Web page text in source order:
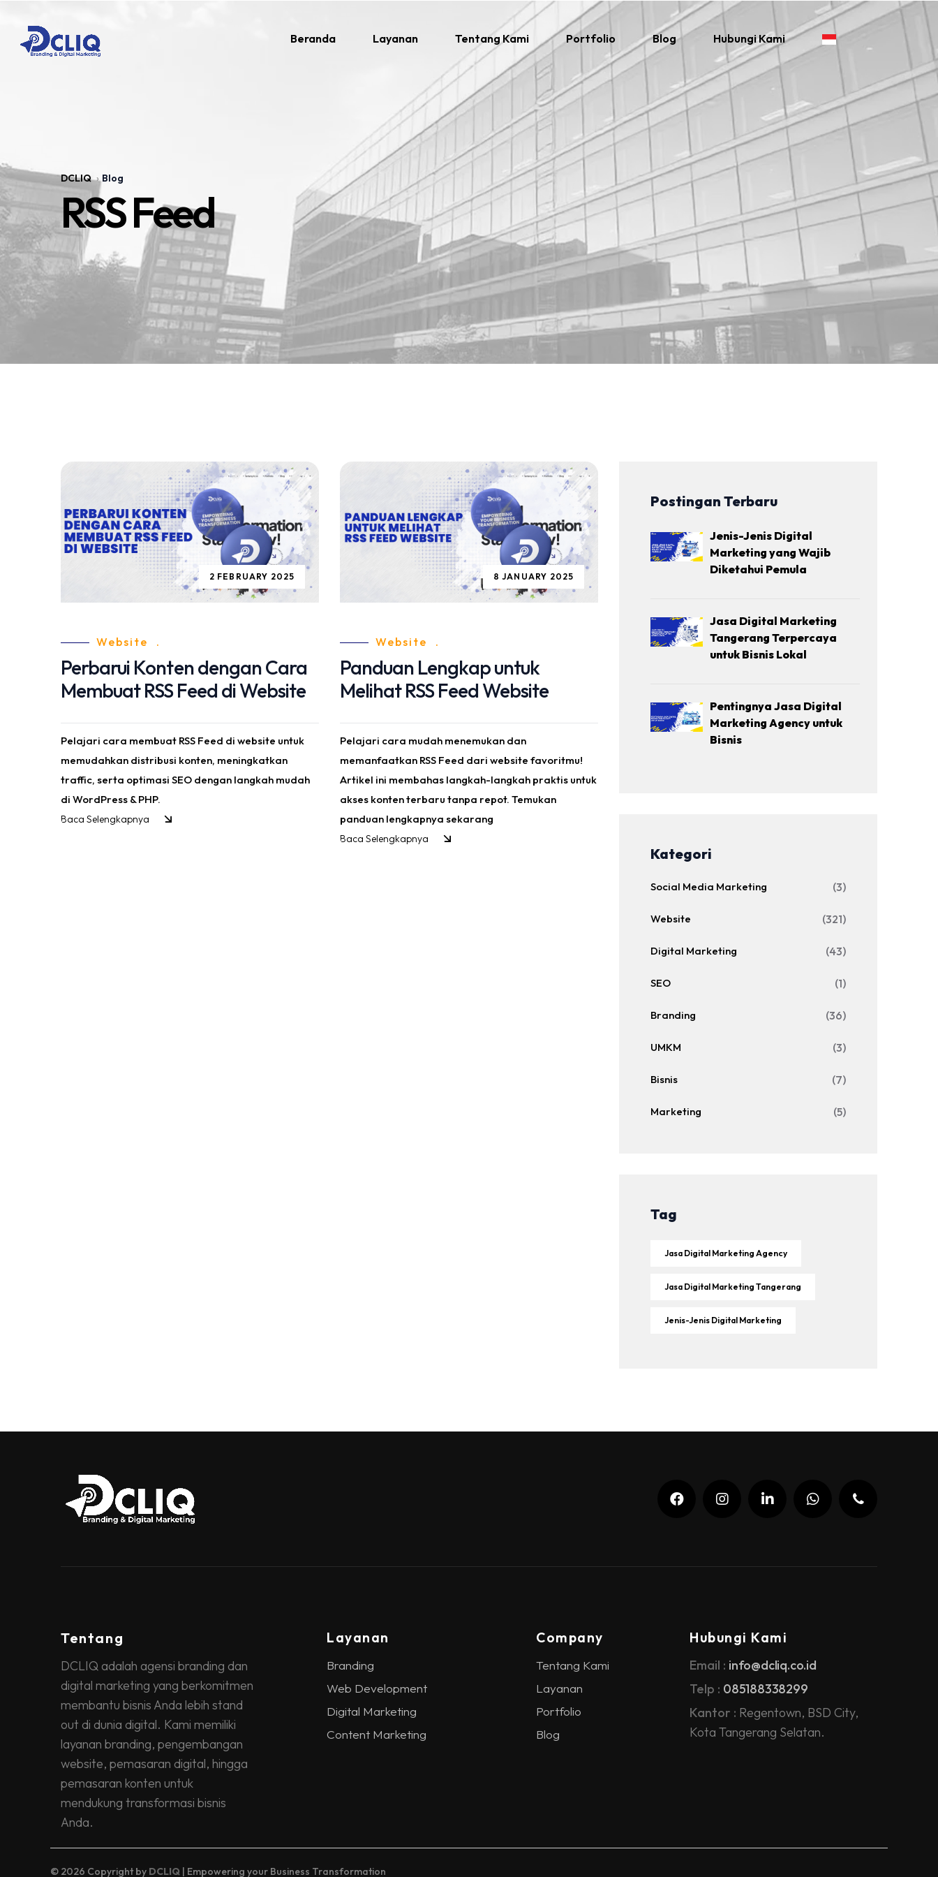
Beranda Layanan Tentang Kami Portfolio Blog Hubungi Kami
DCLIQ Blog
RSS Feed
2 FEBRUARY 2025
Website .
Perbarui Konten dengan Cara
Membuat RSS Feed di Website
Pelajari cara membuat RSS Feed di website untuk
memudahkan distribusi konten, meningkatkan
traffic, serta optimasi SEO dengan langkah mudah
di WordPress & PHP.
Baca Selengkapnya
8 JANUARY 2025
Website .
Panduan Lengkap untuk
Melihat RSS Feed Website
Pelajari cara mudah menemukan dan
memanfaatkan RSS Feed dari website favoritmu!
Artikel ini membahas langkah-langkah praktis untuk
akses konten terbaru tanpa repot. Temukan
panduan lengkapnya sekarang
Baca Selengkapnya
Postingan Terbaru
Jenis-Jenis Digital
Marketing yang Wajib
Diketahui Pemula
Jasa Digital Marketing
Tangerang Terpercaya
untuk Bisnis Lokal
Pentingnya Jasa Digital
Marketing Agency untuk
Bisnis
Kategori
Social Media Marketing (3)
Website (321)
Digital Marketing (43)
SEO (1)
Branding (36)
UMKM (3)
Bisnis (7)
Marketing (5)
Tag
Jasa Digital Marketing Agency
Jasa Digital Marketing Tangerang
Jenis-Jenis Digital Marketing
Tentang
DCLIQ adalah agensi branding dan
digital marketing yang berkomitmen
membantu bisnis Anda lebih stand
out di dunia digital. Kami memiliki
layanan branding, pengembangan
website, pemasaran digital, hingga
pemasaran konten untuk
mendukung transformasi bisnis
Anda.
Layanan
Branding
Web Development
Digital Marketing
Content Marketing
Company
Tentang Kami
Layanan
Portfolio
Blog
Hubungi Kami
Email : info@dcliq.co.id
Telp : 085188338299
Kantor : Regentown, BSD City,
Kota Tangerang Selatan.
© 2026 Copyright by DCLIQ | Empowering your Business Transformation